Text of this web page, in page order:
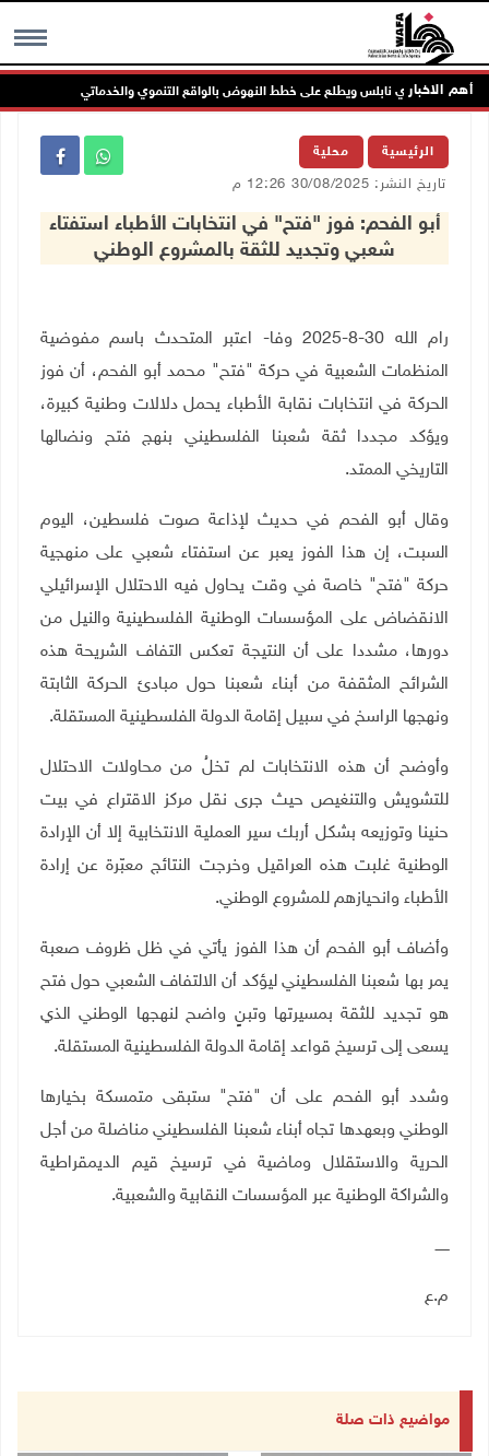
MENU أهم الاخبار
مجلس بلدي نابلس ويطلع على خطط النهوض بالواقع التنموي والخدماتي
الرئيسية محلية
تاريخ النشر: 30/08/2025 12:26 م
أبو الفحم: فوز "فتح" في انتخابات الأطباء استفتاء
شعبي وتجديد للثقة بالمشروع الوطني
رام الله 30-8-2025 وفا- اعتبر المتحدث باسم مفوضية
المنظمات الشعبية في حركة "فتح" محمد أبو الفحم، أن فوز
الحركة في انتخابات نقابة الأطباء يحمل دلالات وطنية كبيرة،
ويؤكد مجددا ثقة شعبنا الفلسطيني بنهج فتح ونضالها
التاريخي الممتد.
وقال أبو الفحم في حديث لإذاعة صوت فلسطين، اليوم
السبت، إن هذا الفوز يعبر عن استفتاء شعبي على منهجية
حركة "فتح" خاصة في وقت يحاول فيه الاحتلال الإسرائيلي
الانقضاض على المؤسسات الوطنية الفلسطينية والنيل من
دورها، مشددا على أن النتيجة تعكس التفاف الشريحة هذه
الشرائح المثقفة من أبناء شعبنا حول مبادئ الحركة الثابتة
ونهجها الراسخ في سبيل إقامة الدولة الفلسطينية المستقلة.
وأوضح أن هذه الانتخابات لم تخلُ من محاولات الاحتلال
للتشويش والتنغيص حيث جرى نقل مركز الاقتراع في بيت
حنينا وتوزيعه بشكل أربك سير العملية الانتخابية إلا أن الإرادة
الوطنية غلبت هذه العراقيل وخرجت النتائج معبّرة عن إرادة
الأطباء وانحيازهم للمشروع الوطني.
وأضاف أبو الفحم أن هذا الفوز يأتي في ظل ظروف صعبة
يمر بها شعبنا الفلسطيني ليؤكد أن الالتفاف الشعبي حول فتح
هو تجديد للثقة بمسيرتها وتبنٍ واضح لنهجها الوطني الذي
يسعى إلى ترسيخ قواعد إقامة الدولة الفلسطينية المستقلة.
وشدد أبو الفحم على أن "فتح" ستبقى متمسكة بخيارها
الوطني وبعهدها تجاه أبناء شعبنا الفلسطيني مناضلة من أجل
الحرية والاستقلال وماضية في ترسيخ قيم الديمقراطية
والشراكة الوطنية عبر المؤسسات النقابية والشعبية.
ــــــ
م.ع
مواضيع ذات صلة